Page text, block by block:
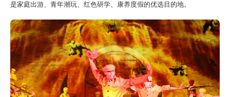
是家庭出游、青年潮玩、红色研学、康养度假的优选目的地。